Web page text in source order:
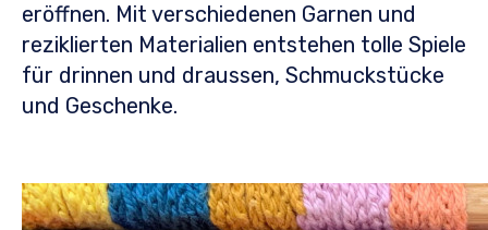
eröffnen. Mit verschiedenen Garnen und
reziklierten Materialien entstehen tolle Spiele
für drinnen und draussen, Schmuckstücke
und Geschenke.